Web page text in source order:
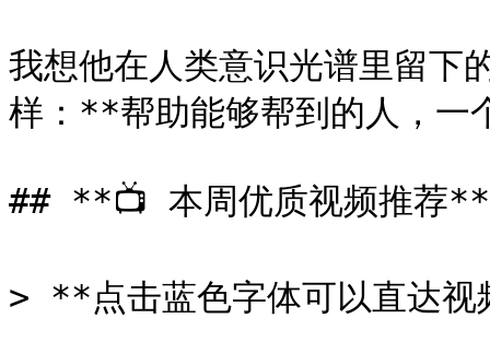
我想他在人类意识光谱里留下
样：**帮助能够帮到的人，一
## **📺 本周优质视频推荐**
> **点击蓝色字体可以直达